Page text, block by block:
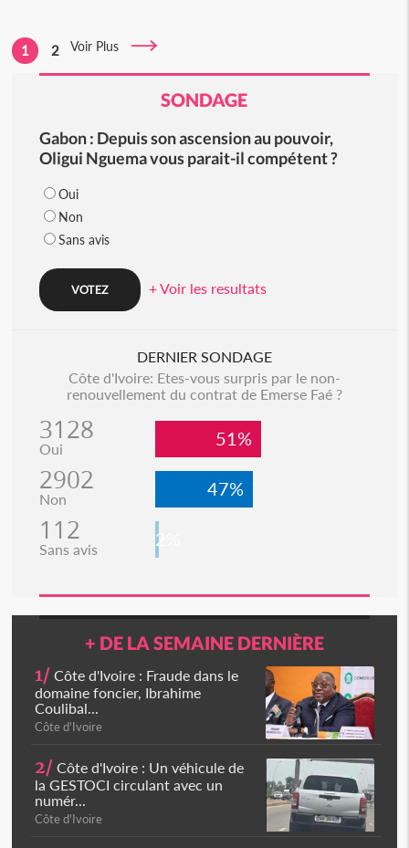
1 2 Voir Plus
SONDAGE
Gabon : Depuis son ascension au pouvoir,
Oligui Nguema vous parait-il compétent ?
Oui
Non
Sans avis
+ Voir les resultats
DERNIER SONDAGE
Côte d'Ivoire: Etes-vous surpris par le non-
renouvellement du contrat de Emerse Faé ?
3128
Oui 51%
2902
Non 47%
112
Sans avis 2%
+ DE LA SEMAINE DERNIÈRE
1/ Côte d'Ivoire : Fraude dans le
domaine foncier, Ibrahime
Coulibal...
Côte d'Ivoire
2/ Côte d'Ivoire : Un véhicule de
la GESTOCI circulant avec un
numér...
Côte d'Ivoire